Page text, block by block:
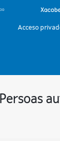
Acceso